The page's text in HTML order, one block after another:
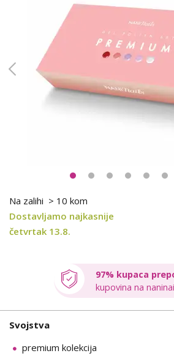
Na zalihi > 10 kom
Dostavljamo najkasnije
četvrtak 13.8.
97% kupaca
kupovina na
Svojstva
premium kolekcija